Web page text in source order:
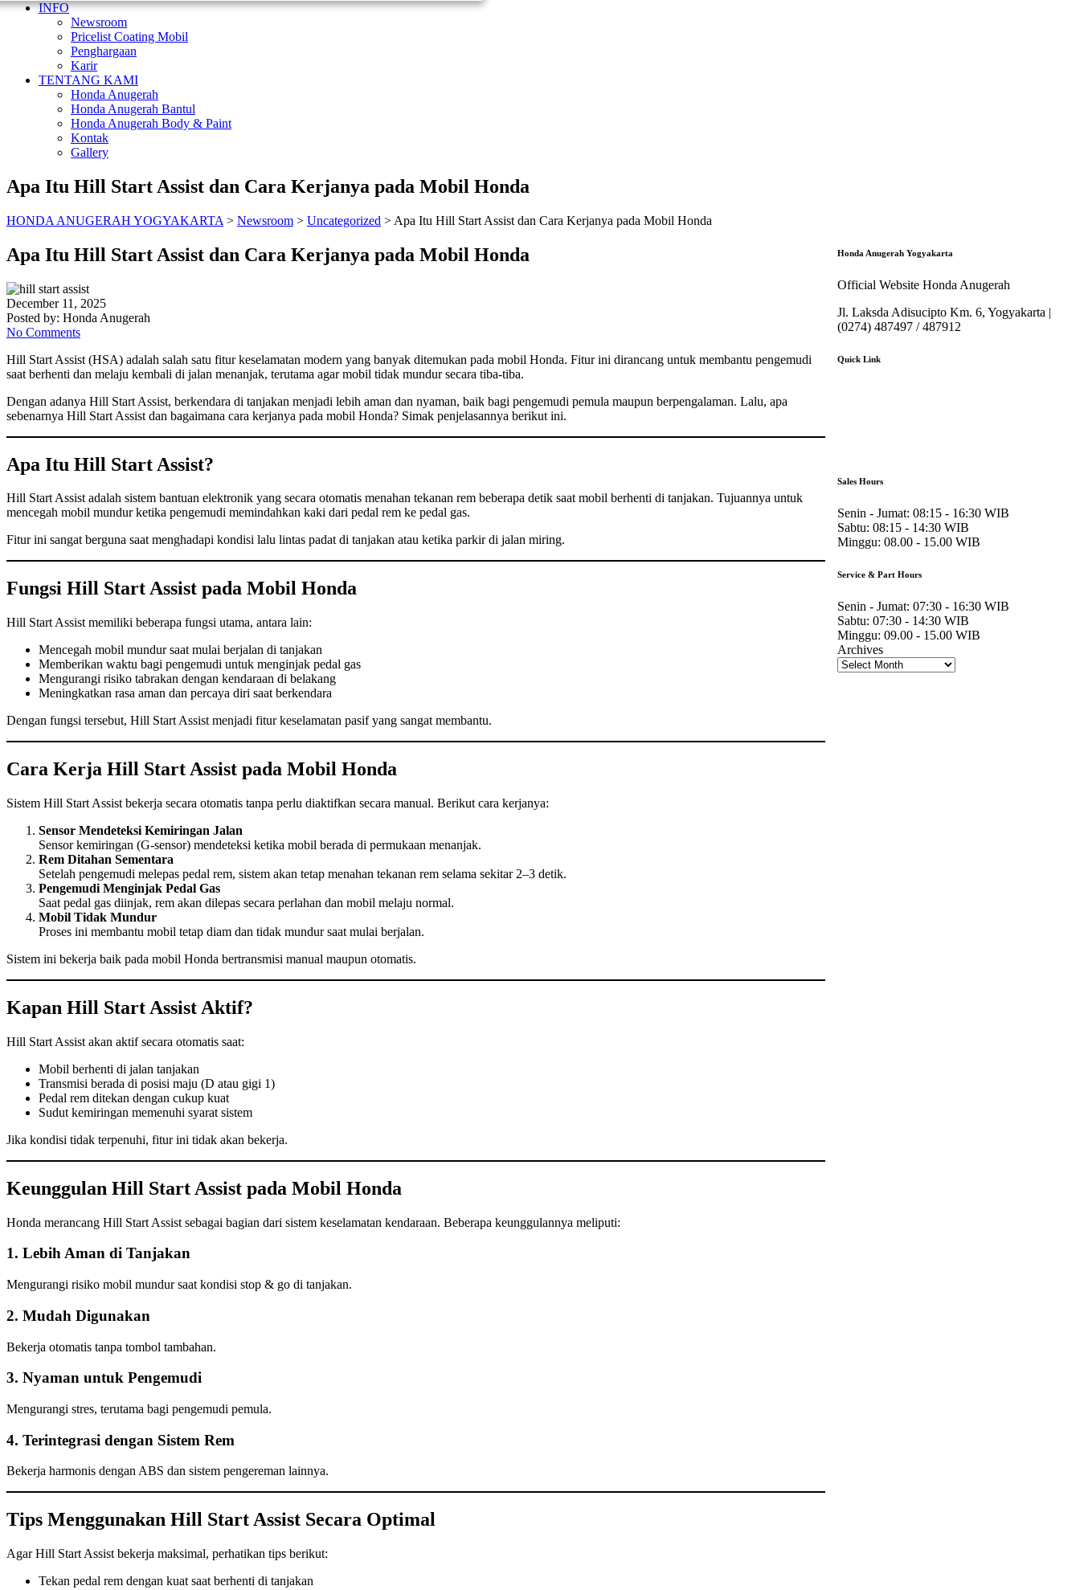
INFO
Newsroom
Pricelist Coating Mobil
Penghargaan
Karir
TENTANG KAMI
Honda Anugerah
Honda Anugerah Bantul
Honda Anugerah Body & Paint
Kontak
Gallery
Apa Itu Hill Start Assist dan Cara Kerjanya pada Mobil Honda
HONDA ANUGERAH YOGYAKARTA > Newsroom > Uncategorized > Apa Itu Hill Start Assist dan Cara Kerjanya pada Mobil Honda
Apa Itu Hill Start Assist dan Cara Kerjanya pada Mobil Honda
December 11, 2025
Posted by: Honda Anugerah
No Comments
Hill Start Assist (HSA) adalah salah satu fitur keselamatan modern yang banyak ditemukan pada mobil Honda. Fitur ini dirancang untuk membantu pengemudi
saat berhenti dan melaju kembali di jalan menanjak, terutama agar mobil tidak mundur secara tiba-tiba.
Dengan adanya Hill Start Assist, berkendara di tanjakan menjadi lebih aman dan nyaman, baik bagi pengemudi pemula maupun berpengalaman. Lalu, apa
sebenarnya Hill Start Assist dan bagaimana cara kerjanya pada mobil Honda? Simak penjelasannya berikut ini.
Apa Itu Hill Start Assist?
Hill Start Assist adalah sistem bantuan elektronik yang secara otomatis menahan tekanan rem beberapa detik saat mobil berhenti di tanjakan. Tujuannya untuk
mencegah mobil mundur ketika pengemudi memindahkan kaki dari pedal rem ke pedal gas.
Fitur ini sangat berguna saat menghadapi kondisi lalu lintas padat di tanjakan atau ketika parkir di jalan miring.
Fungsi Hill Start Assist pada Mobil Honda
Hill Start Assist memiliki beberapa fungsi utama, antara lain:
Mencegah mobil mundur saat mulai berjalan di tanjakan
Memberikan waktu bagi pengemudi untuk menginjak pedal gas
Mengurangi risiko tabrakan dengan kendaraan di belakang
Meningkatkan rasa aman dan percaya diri saat berkendara
Dengan fungsi tersebut, Hill Start Assist menjadi fitur keselamatan pasif yang sangat membantu.
Cara Kerja Hill Start Assist pada Mobil Honda
Sistem Hill Start Assist bekerja secara otomatis tanpa perlu diaktifkan secara manual. Berikut cara kerjanya:
Sensor Mendeteksi Kemiringan Jalan
Sensor kemiringan (G-sensor) mendeteksi ketika mobil berada di permukaan menanjak.
Rem Ditahan Sementara
Setelah pengemudi melepas pedal rem, sistem akan tetap menahan tekanan rem selama sekitar 2–3 detik.
Pengemudi Menginjak Pedal Gas
Saat pedal gas diinjak, rem akan dilepas secara perlahan dan mobil melaju normal.
Mobil Tidak Mundur
Proses ini membantu mobil tetap diam dan tidak mundur saat mulai berjalan.
Sistem ini bekerja baik pada mobil Honda bertransmisi manual maupun otomatis.
Kapan Hill Start Assist Aktif?
Hill Start Assist akan aktif secara otomatis saat:
Mobil berhenti di jalan tanjakan
Transmisi berada di posisi maju (D atau gigi 1)
Pedal rem ditekan dengan cukup kuat
Sudut kemiringan memenuhi syarat sistem
Jika kondisi tidak terpenuhi, fitur ini tidak akan bekerja.
Keunggulan Hill Start Assist pada Mobil Honda
Honda merancang Hill Start Assist sebagai bagian dari sistem keselamatan kendaraan. Beberapa keunggulannya meliputi:
1. Lebih Aman di Tanjakan
Mengurangi risiko mobil mundur saat kondisi stop & go di tanjakan.
2. Mudah Digunakan
Bekerja otomatis tanpa tombol tambahan.
3. Nyaman untuk Pengemudi
Mengurangi stres, terutama bagi pengemudi pemula.
4. Terintegrasi dengan Sistem Rem
Bekerja harmonis dengan ABS dan sistem pengereman lainnya.
Tips Menggunakan Hill Start Assist Secara Optimal
Agar Hill Start Assist bekerja maksimal, perhatikan tips berikut:
Tekan pedal rem dengan kuat saat berhenti di tanjakan
Honda Anugerah Yogyakarta
Official Website Honda Anugerah
Jl. Laksda Adisucipto Km. 6, Yogyakarta |
(0274) 487497 / 487912
Quick Link
Sales Hours
Senin - Jumat: 08:15 - 16:30 WIB
Sabtu: 08:15 - 14:30 WIB
Minggu: 08.00 - 15.00 WIB
Service & Part Hours
Senin - Jumat: 07:30 - 16:30 WIB
Sabtu: 07:30 - 14:30 WIB
Minggu: 09.00 - 15.00 WIB
Archives